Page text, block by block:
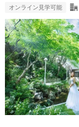
オンライン見学可能